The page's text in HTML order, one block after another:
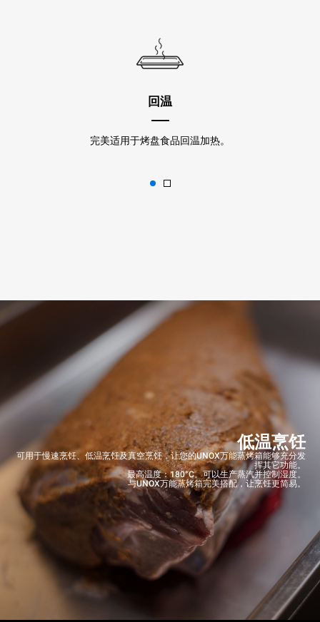
回温
完美适用于烤盘食品回温加热。
低温烹饪
可用于慢速烹饪、低温烹饪及真空烹饪，让您的UNOX万能蒸烤箱能够充分发
挥其它功能。
最高温度：180°C。可以生产蒸汽并控制湿度。
与UNOX万能蒸烤箱完美搭配，让烹饪更简易。